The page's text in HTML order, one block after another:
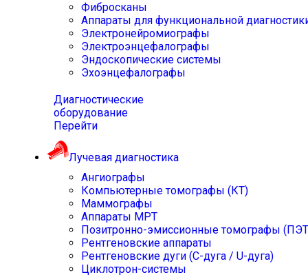
Фибросканы
Аппараты для функциональной
Электронейромиографы
Электроэнцефалографы
Эндоскопические системы
Эхоэнцефалографы
Диагностические
оборудование
Перейти
Лучевая диагностика
Ангиографы
Компьютерные томографы (КТ)
Маммографы
Аппараты МРТ
Позитронно-эмиссионные томографы
Рентгеновские аппараты
Рентгеновские дуги (С-дуга / U-дуга)
Циклотрон-системы